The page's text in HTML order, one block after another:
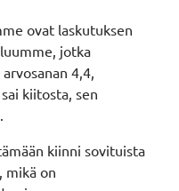
ovat laskutuksen
jotka
4,4,
kiitosta, sen
kiinni sovituista
mikä on